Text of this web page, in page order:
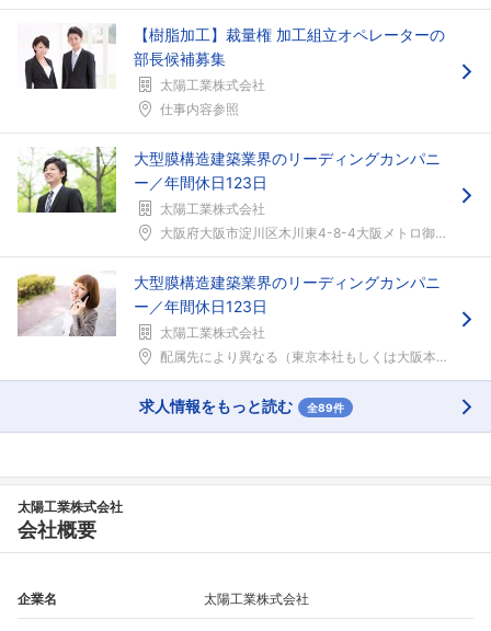
【樹脂加工】裁量権 加工組立オペレーターの
部長候補募集
太陽工業株式会社
仕事内容参照
大型膜構造建築業界のリーディングカンパニ
ー／年間休日123日
太陽工業株式会社
大阪府大阪市淀川区木川東4-8-4大阪メトロ御堂筋...
大型膜構造建築業界のリーディングカンパニ
ー／年間休日123日
太陽工業株式会社
配属先により異なる（東京本社もしくは大阪本社）配属...
求人情報をもっと読む 全89件
太陽工業株式会社
会社概要
企業名 太陽工業株式会社